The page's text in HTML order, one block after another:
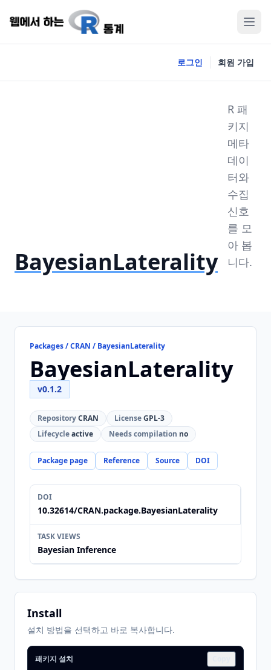
로그인 회원 가입
BayesianLaterality
R 패
키지
메타
데이
터와
수집
신호
를 모
아 봅
니다.
Packages / CRAN / BayesianLaterality
BayesianLaterality
v0.1.2
RepositoryCRAN LicenseGPL-3
Lifecycleactive Needs compilation no
Package page Reference Source DOI
DOI
10.32614/CRAN.package.BayesianLaterality
TASK VIEWS
Bayesian Inference
Install
설치 방법을 선택하고 바로 복사합니다.
패키지 설치